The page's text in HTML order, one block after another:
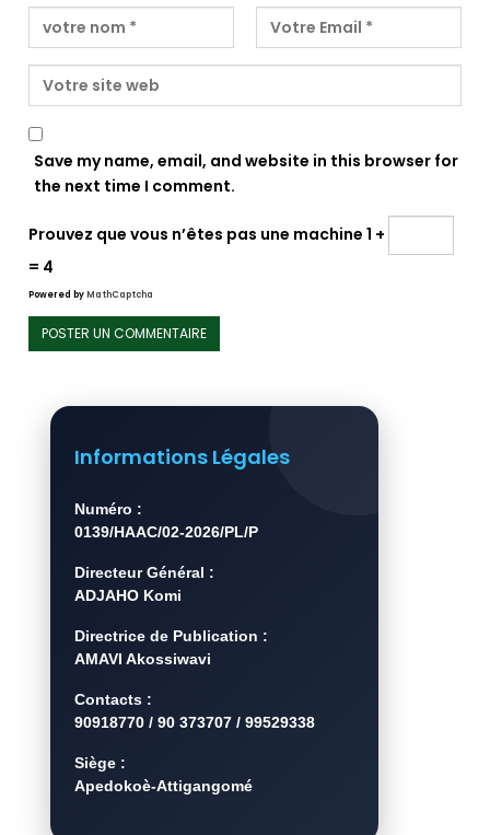
Save my name, email, and website in this browser for
the next time I comment.
Prouvez que vous n’êtes pas une machine 1 +
= 4
Powered byMathCaptcha
Informations Légales
Numéro :
0139/HAAC/02-2026/PL/P
Directeur Général :
ADJAHO Komi
Directrice de Publication :
AMAVI Akossiwavi
Contacts :
90918770 / 90 373707 / 99529338
Siège :
Apedokoè-Attigangomé